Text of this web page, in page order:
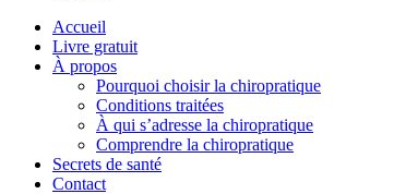
Accueil
Livre gratuit
À propos
Pourquoi choisir la chiropratique
Conditions traitées
À qui s’adresse la chiropratique
Comprendre la chiropratique
Secrets de santé
Contact